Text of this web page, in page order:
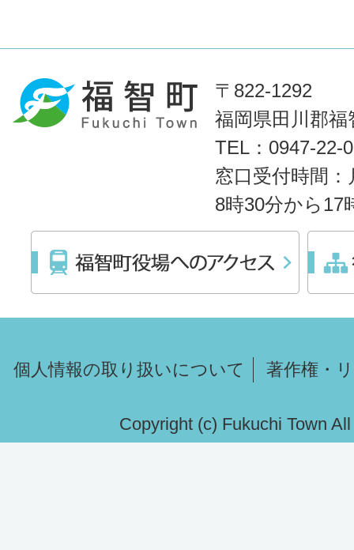
〒822-1292
福岡県田川郡福
TEL：0947-22-
窓口受付時間
8時30分から17
個人情報の取り扱いについて 著作権・
Copyright (c) Fukuchi Town